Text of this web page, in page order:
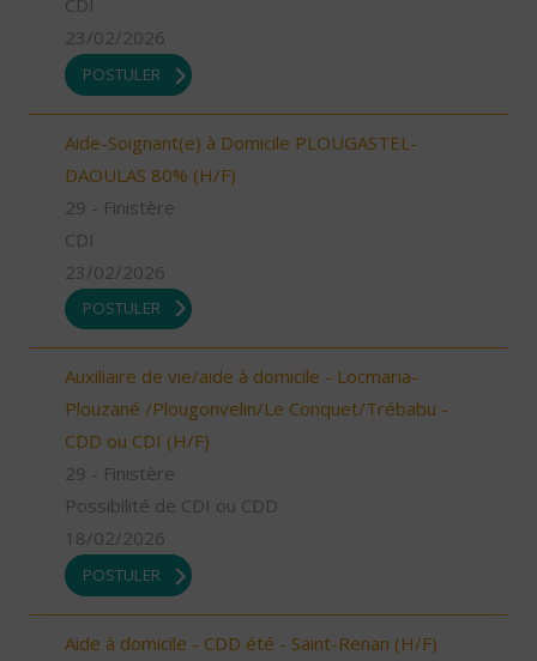
CDI
23/02/2026
POSTULER
Aide-Soignant(e) à Domicile PLOUGASTEL-
DAOULAS 80% (H/F)
29 - Finistère
CDI
23/02/2026
POSTULER
Auxiliaire de vie/aide à domicile - Locmaria-
Plouzané /Plougonvelin/Le Conquet/Trébabu -
CDD ou CDI (H/F)
29 - Finistère
Possibilité de CDI ou CDD
18/02/2026
POSTULER
Aide à domicile - CDD été - Saint-Renan (H/F)